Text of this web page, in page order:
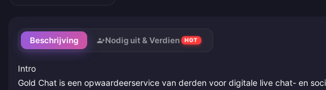
Beschrijving Nodig uit & Verdien HOT
Intro
Gold Chat is een opwaardeerservice van derden voor digitale live chat- en